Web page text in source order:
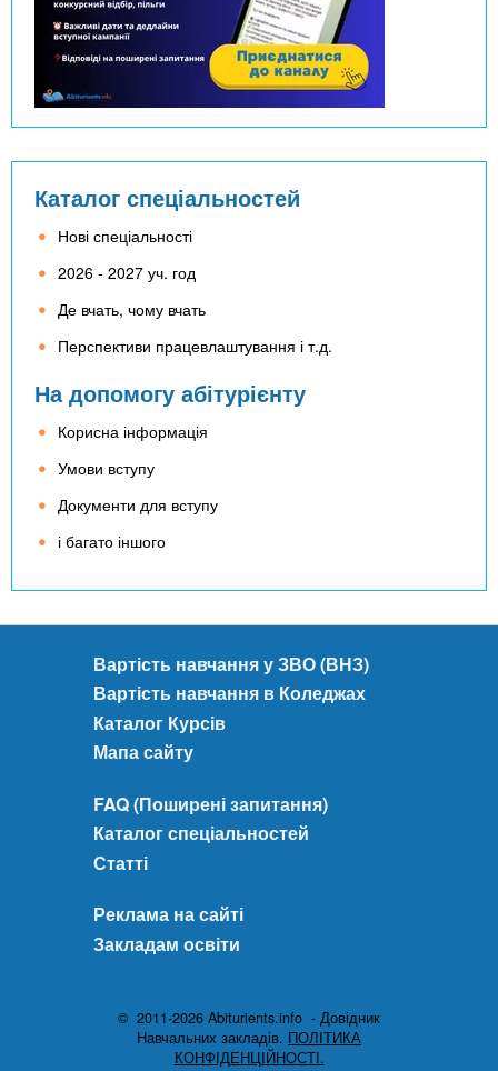
Каталог спеціальностей
Нові спеціальності
2026 - 2027 уч. год
Де вчать, чому вчать
Перспективи працевлаштування і т.д.
На допомогу абітурієнту
Корисна інформація
Умови вступу
Документи для вступу
і багато іншого
Вартість навчання у ЗВО (ВНЗ)
Вартість навчання в Коледжах
Каталог Курсів
Мапа сайту
FAQ (Поширені запитання)
Каталог спеціальностей
Статті
Реклама на сайті
Закладам освіти
© 2011-2026 Abiturients.info - Довідник
Навчальних закладів. ПОЛІТИКА
КОНФІДЕНЦІЙНОСТІ.